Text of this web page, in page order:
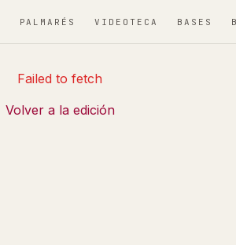
PALMARÉS VIDEOTECA BASES
Failed to fetch
Volver a la edición